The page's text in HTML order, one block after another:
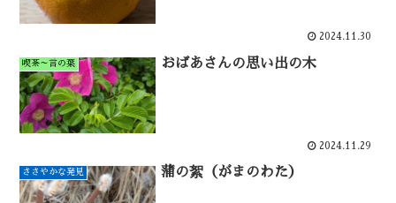
2024.11.30
喫茶～言の葉 おばあさんの思い出の木
2024.11.29
ささやかな発見 蒲の絮（がまのわた）